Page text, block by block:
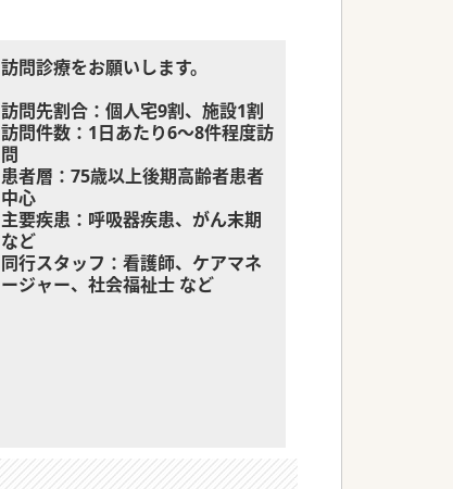
訪問診療をお願いします。
訪問先割合：個人宅9割、施設1割
訪問件数：1日あたり6～8件程度訪
問
患者層：75歳以上後期高齢者患者
中心
主要疾患：呼吸器疾患、がん末期
など
同行スタッフ：看護師、ケアマネ
ージャー、社会福祉士 など